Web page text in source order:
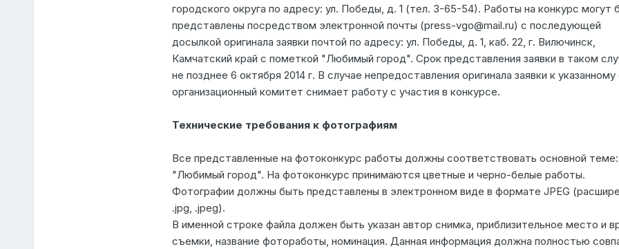
городского округа по адресу: ул. Победы, д. 1 (тел. 3-65-54). Работы на конкурс могут
представлены посредством электронной почты (press-vgo@mail.ru) c последующей
досылкой оригинала заявки почтой по адресу: ул. Победы, д. 1, каб. 22, г. Вилючинск,
Камчатский край с пометкой "Любимый город". Срок представления заявки в таком
не позднее 6 октября 2014 г. В случае непредоставления оригинала заявки к указанному
организационный комитет снимает работу с участия в конкурсе.
Технические требования к фотографиям
Все представленные на фотоконкурс работы должны соответствовать основной теме:
"Любимый город". На фотоконкурс принимаются цветные и черно-белые работы.
Фотографии должны быть представлены в электронном виде в формате JPЕG
.jpg, .jpeg).
В именной строке файла должен быть указан автор снимка, приблизительное место и
съемки, название фотоработы, номинация. Данная информация должна полностью